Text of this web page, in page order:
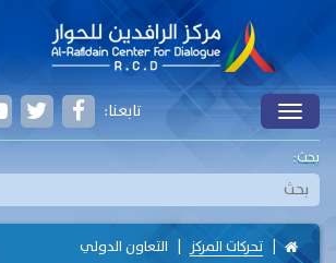
Toggle تابعنا:
بحث:
تحركات المركز التعاون الدولي